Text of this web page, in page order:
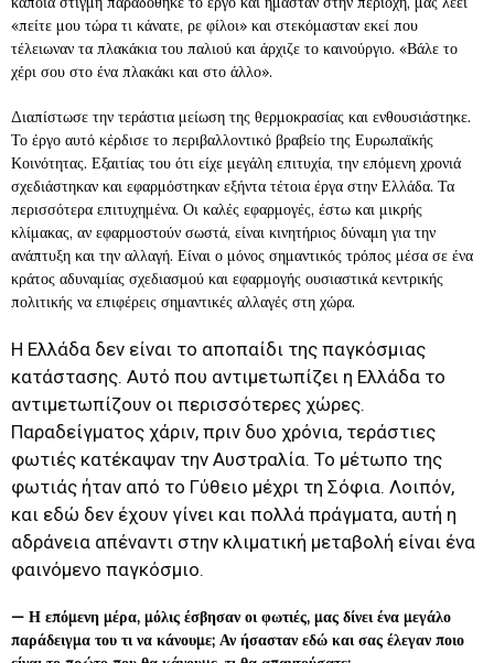
«πείτε μου τώρα τι κάνατε, ρε φίλοι» και στεκόμασταν εκεί που
τέλειωναν τα πλακάκια του παλιού και άρχιζε το καινούργιο. «Βάλε το
χέρι σου στο ένα πλακάκι και στο άλλο».
Διαπίστωσε την τεράστια μείωση της θερμοκρασίας και ενθουσιάστηκε.
Το έργο αυτό κέρδισε το περιβαλλοντικό βραβείο της Ευρωπαϊκής
Κοινότητας. Εξαιτίας του ότι είχε μεγάλη επιτυχία, την επόμενη χρονιά
σχεδιάστηκαν και εφαρμόστηκαν εξήντα τέτοια έργα στην Ελλάδα. Τα
περισσότερα επιτυχημένα. Οι καλές εφαρμογές, έστω και μικρής
κλίμακας, αν εφαρμοστούν σωστά, είναι κινητήριος δύναμη για την
ανάπτυξη και την αλλαγή. Είναι ο μόνος σημαντικός τρόπος μέσα σε ένα
κράτος αδυναμίας σχεδιασμού και εφαρμογής ουσιαστικά κεντρικής
πολιτικής να επιφέρεις σημαντικές αλλαγές στη χώρα.
Η Ελλάδα δεν είναι το αποπαίδι της παγκόσμιας
κατάστασης. Αυτό που αντιμετωπίζει η Ελλάδα το
αντιμετωπίζουν οι περισσότερες χώρες.
Παραδείγματος χάριν, πριν δυο χρόνια, τεράστιες
φωτιές κατέκαψαν την Αυστραλία. Το μέτωπο της
φωτιάς ήταν από το Γύθειο μέχρι τη Σόφια. Λοιπόν,
και εδώ δεν έχουν γίνει και πολλά πράγματα, αυτή η
αδράνεια απέναντι στην κλιματική μεταβολή είναι ένα
φαινόμενο παγκόσμιο.
— Η επόμενη μέρα, μόλις έσβησαν οι φωτιές, μας δίνει ένα μεγάλο
παράδειγμα του τι να κάνουμε; Αν ήσασταν εδώ και σας έλεγαν ποιο